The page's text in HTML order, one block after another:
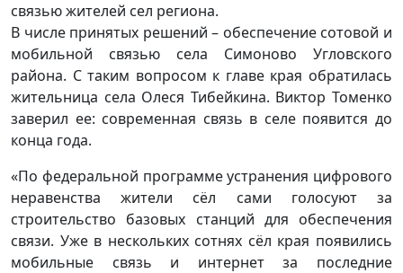
связью жителей сел региона.
В числе принятых решений – обеспечение сотовой и
мобильной связью села Симоново Угловского
района. С таким вопросом к главе края обратилась
жительница села Олеся Тибейкина. Виктор Томенко
заверил ее: современная связь в селе появится до
конца года.
«По федеральной программе устранения цифрового
неравенства жители сёл сами голосуют за
строительство базовых станций для обеспечения
связи. Уже в нескольких сотнях сёл края появились
мобильные связь и интернет за последние